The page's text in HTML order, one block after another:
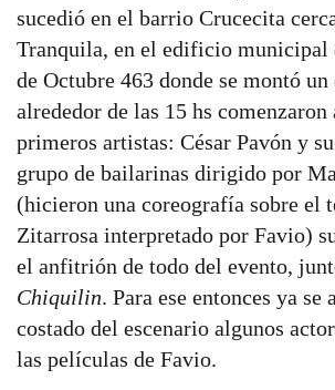
sucedió en el barrio Crucecita
Tranquila, en el edificio municipal
de Octubre 463 donde se montó
alrededor de las 15 hs comenzaron
primeros artistas: César Pavón y
grupo de bailarinas dirigido por
(hicieron una coreografía sobre el
Zitarrosa interpretado por Favio)
el anfitrión de todo del evento,
Chiquilin. Para ese entonces ya se
costado del escenario algunos
las películas de Favio.